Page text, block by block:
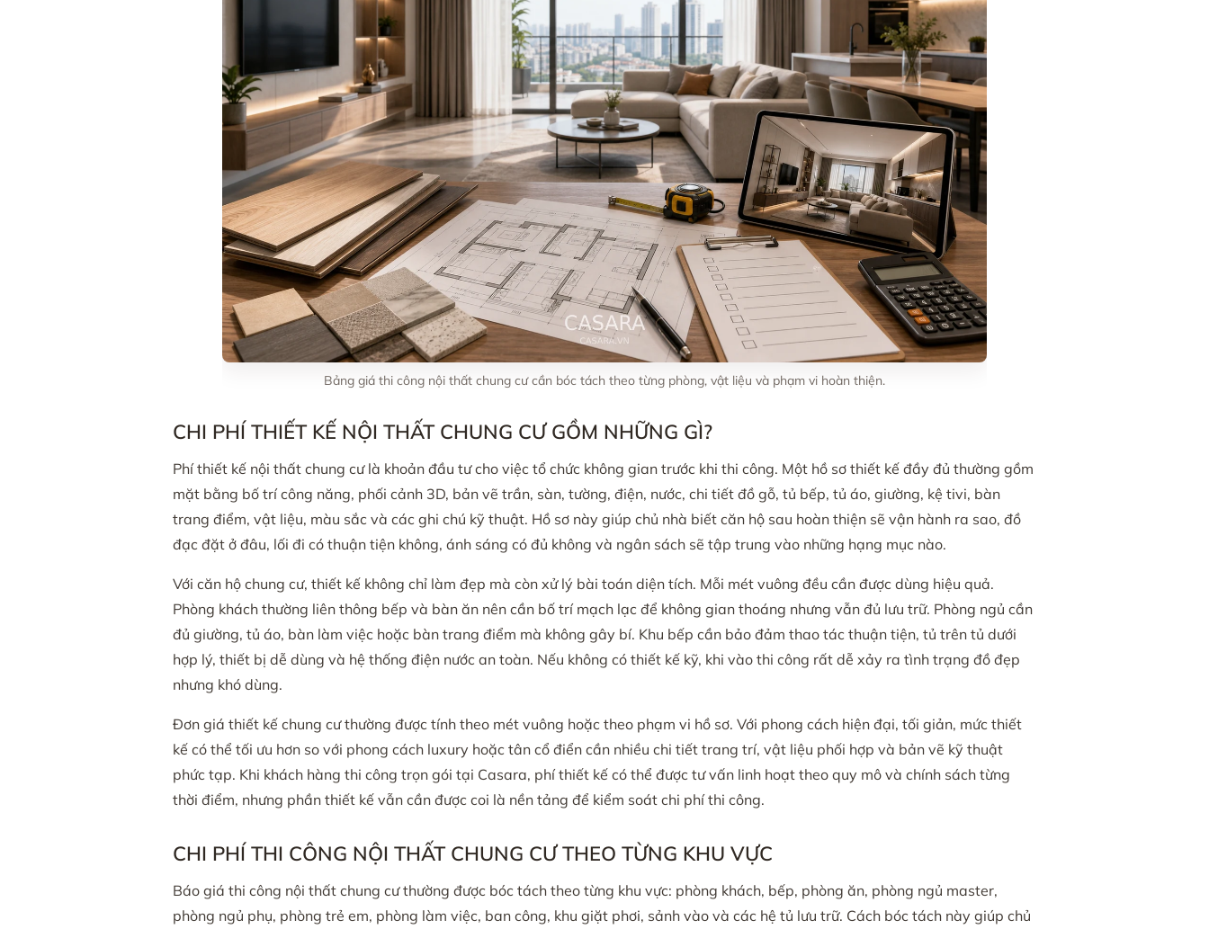
Bảng giá thi công nội thất chung cư cần bóc tách theo từng phòng, vật liệu và phạm vi hoàn thiện.
CHI PHÍ THIẾT KẾ NỘI THẤT CHUNG CƯ GỒM NHỮNG GÌ?
Phí thiết kế nội thất chung cư là khoản đầu tư cho việc tổ chức không gian trước khi thi công. Một hồ sơ thiết kế đầy đủ thường gồm
mặt bằng bố trí công năng, phối cảnh 3D, bản vẽ trần, sàn, tường, điện, nước, chi tiết đồ gỗ, tủ bếp, tủ áo, giường, kệ tivi, bàn
trang điểm, vật liệu, màu sắc và các ghi chú kỹ thuật. Hồ sơ này giúp chủ nhà biết căn hộ sau hoàn thiện sẽ vận hành ra sao, đồ
đạc đặt ở đâu, lối đi có thuận tiện không, ánh sáng có đủ không và ngân sách sẽ tập trung vào những hạng mục nào.
Với căn hộ chung cư, thiết kế không chỉ làm đẹp mà còn xử lý bài toán diện tích. Mỗi mét vuông đều cần được dùng hiệu quả.
Phòng khách thường liên thông bếp và bàn ăn nên cần bố trí mạch lạc để không gian thoáng nhưng vẫn đủ lưu trữ. Phòng ngủ cần
đủ giường, tủ áo, bàn làm việc hoặc bàn trang điểm mà không gây bí. Khu bếp cần bảo đảm thao tác thuận tiện, tủ trên tủ dưới
hợp lý, thiết bị dễ dùng và hệ thống điện nước an toàn. Nếu không có thiết kế kỹ, khi vào thi công rất dễ xảy ra tình trạng đồ đẹp
nhưng khó dùng.
Đơn giá thiết kế chung cư thường được tính theo mét vuông hoặc theo phạm vi hồ sơ. Với phong cách hiện đại, tối giản, mức thiết
kế có thể tối ưu hơn so với phong cách luxury hoặc tân cổ điển cần nhiều chi tiết trang trí, vật liệu phối hợp và bản vẽ kỹ thuật
phức tạp. Khi khách hàng thi công trọn gói tại Casara, phí thiết kế có thể được tư vấn linh hoạt theo quy mô và chính sách từng
thời điểm, nhưng phần thiết kế vẫn cần được coi là nền tảng để kiểm soát chi phí thi công.
CHI PHÍ THI CÔNG NỘI THẤT CHUNG CƯ THEO TỪNG KHU VỰC
Báo giá thi công nội thất chung cư thường được bóc tách theo từng khu vực: phòng khách, bếp, phòng ăn, phòng ngủ master,
phòng ngủ phụ, phòng trẻ em, phòng làm việc, ban công, khu giặt phơi, sảnh vào và các hệ tủ lưu trữ. Cách bóc tách này giúp chủ